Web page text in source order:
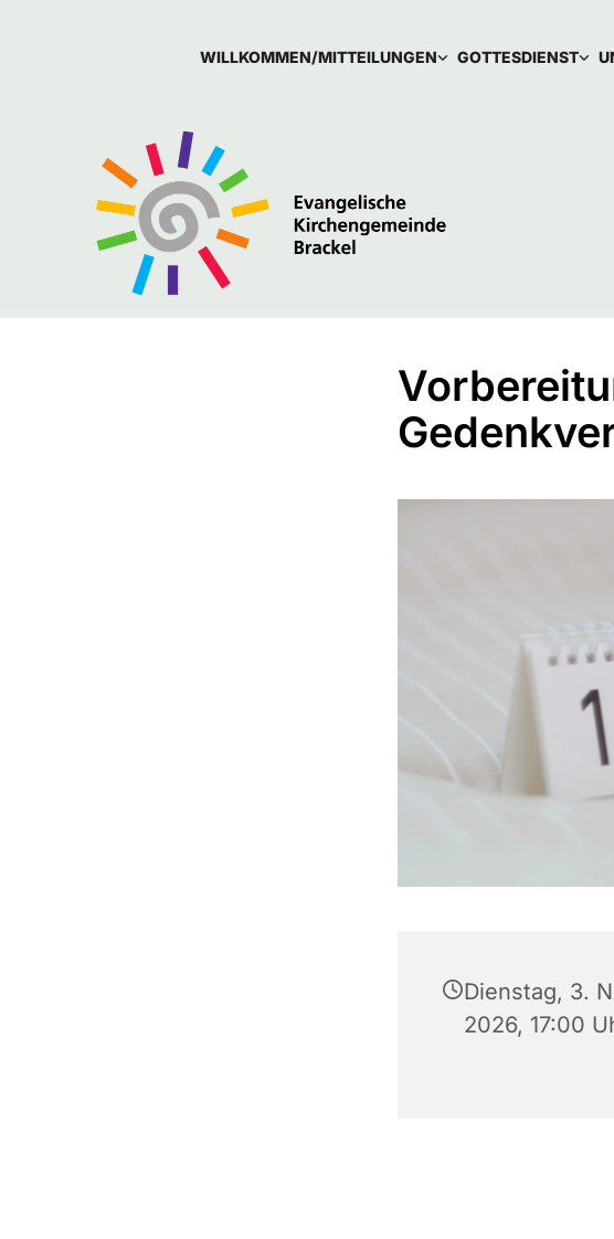
WILLKOMMEN/MITTEILUNGEN GOTTESDIENST
Dienstag, 3.
2026, 17:00